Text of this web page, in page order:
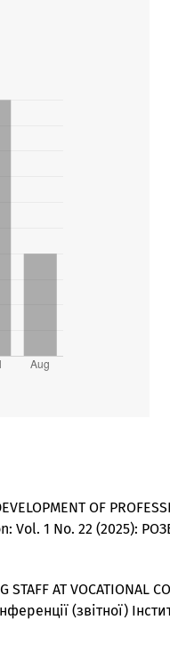
OF
Vol. 1 No. 22 (2025):
STAFF AT VOCATIONAL
(звітної)